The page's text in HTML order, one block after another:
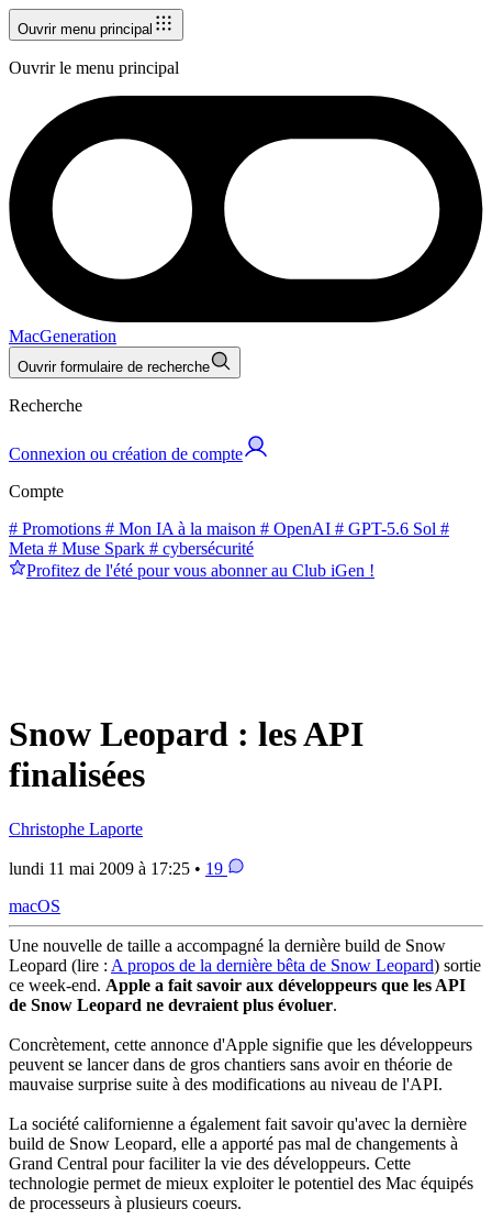
Ouvrir menu principal
Ouvrir le menu principal
MacGeneration
Ouvrir formulaire de recherche
Recherche
Connexion ou création de compte
Compte
# Promotions # Mon IA à la maison # OpenAI # GPT-5.6 Sol #
Meta # Muse Spark # cybersécurité
Profitez de l'été pour vous abonner au Club iGen !
Snow Leopard : les API
finalisées
Christophe Laporte
lundi 11 mai 2009 à 17:25 • 19
macOS
Une nouvelle de taille a accompagné la dernière build de Snow
Leopard (lire : A propos de la dernière bêta de Snow Leopard) sortie
ce week-end. Apple a fait savoir aux développeurs que les API
de Snow Leopard ne devraient plus évoluer.
Concrètement, cette annonce d'Apple signifie que les développeurs
peuvent se lancer dans de gros chantiers sans avoir en théorie de
mauvaise surprise suite à des modifications au niveau de l'API.
La société californienne a également fait savoir qu'avec la dernière
build de Snow Leopard, elle a apporté pas mal de changements à
Grand Central pour faciliter la vie des développeurs. Cette
technologie permet de mieux exploiter le potentiel des Mac équipés
de processeurs à plusieurs coeurs.